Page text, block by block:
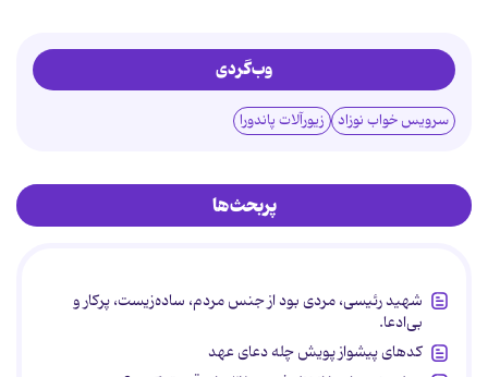
وب‌گردی
سرویس خواب نوزاد زیورآلات پاندورا
پربحث‌ها
شهید رئیسی، مردی بود از جنس مردم، ساده‌زیست، پرکار و
بی‌ادعا.
کدهای پیشواز پویش چله دعای عهد